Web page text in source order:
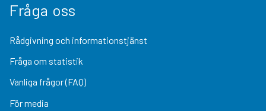
Fråga oss
Rådgivning och informationstjänst
Fråga om statistik
Vanliga frågor (FAQ)
För media